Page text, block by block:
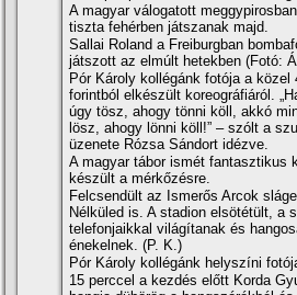
A magyar válogatott
tiszta fehérben játszanak majd.
Sallai Roland a Freiburgban
játszott az elmúlt hetekben (Fotó:
Pór Károly kollégánk fotója a közel
forintból elkészült koreográfiáról.
úgy tösz, ahogy tönni köll, akkó
lösz, ahogy lönni köll!” – szólt a
üzenete Rózsa Sándort idézve.
A magyar tábor ismét fantasztikus
készült a mérkőzésre.
Felcsendült az Ismerős Arcok
Nélküled is. A stadion elsötétült, a
telefonjaikkal világítanak és
énekelnek. (P. K.)
Pór Károly kollégánk helyszíni
15 perccel a kezdés előtt Korda